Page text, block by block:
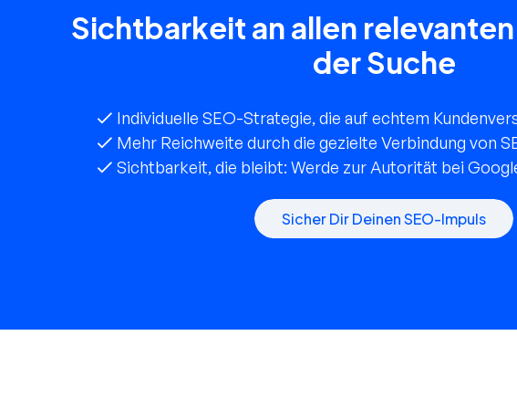
Sichtbarkeit an allen
der Suche
Individuelle SEO-Strategie, die auf echtem
Mehr Reichweite durch die gezielte Verbindung von
Sichtbarkeit, die bleibt: Werde zur Autorität bei
Sicher Dir Deinen SEO-Impuls